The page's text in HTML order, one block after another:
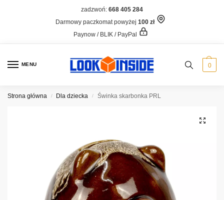
zadzwoń: 668 405 284
Darmowy paczkomat powyżej 100 zł
Paynow / BLIK / PayPal
MENU 0
Strona główna / Dla dziecka / Świnka skarbonka PRL